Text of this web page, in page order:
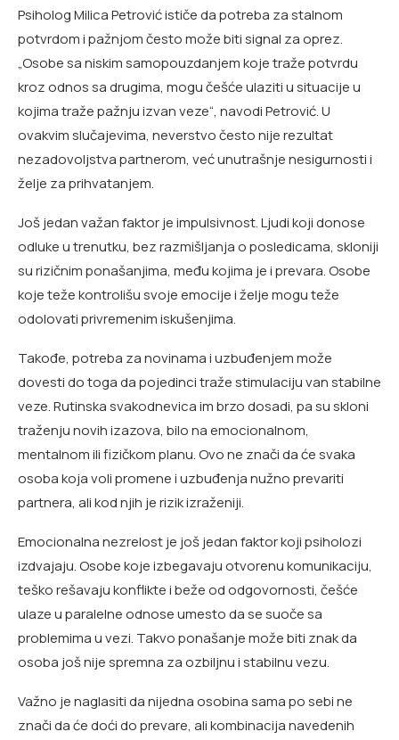
Psiholog Milica Petrović ističe da potreba za stalnom
potvrdom i pažnjom često može biti signal za oprez.
„Osobe sa niskim samopouzdanjem koje traže potvrdu
kroz odnos sa drugima, mogu češće ulaziti u situacije u
kojima traže pažnju izvan veze“, navodi Petrović. U
ovakvim slučajevima, neverstvo često nije rezultat
nezadovoljstva partnerom, već unutrašnje nesigurnosti i
želje za prihvatanjem.
Još jedan važan faktor je impulsivnost. Ljudi koji donose
odluke u trenutku, bez razmišljanja o posledicama, skloniji
su rizičnim ponašanjima, među kojima je i prevara. Osobe
koje teže kontrolišu svoje emocije i želje mogu teže
odolovati privremenim iskušenjima.
Takođe, potreba za novinama i uzbuđenjem može
dovesti do toga da pojedinci traže stimulaciju van stabilne
veze. Rutinska svakodnevica im brzo dosadi, pa su skloni
traženju novih izazova, bilo na emocionalnom,
mentalnom ili fizičkom planu. Ovo ne znači da će svaka
osoba koja voli promene i uzbuđenja nužno prevariti
partnera, ali kod njih je rizik izraženiji.
Emocionalna nezrelost je još jedan faktor koji psiholozi
izdvajaju. Osobe koje izbegavaju otvorenu komunikaciju,
teško rešavaju konflikte i beže od odgovornosti, češće
ulaze u paralelne odnose umesto da se suoče sa
problemima u vezi. Takvo ponašanje može biti znak da
osoba još nije spremna za ozbiljnu i stabilnu vezu.
Važno je naglasiti da nijedna osobina sama po sebi ne
znači da će doći do prevare, ali kombinacija navedenih